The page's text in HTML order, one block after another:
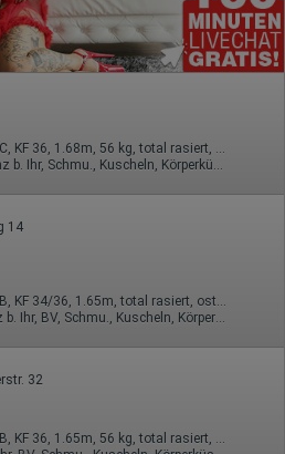
26 Jahre, 75C, KF 36, 1.68m, 56 kg, total rasiert, osteuropäisch
69, GF6, Franz b. Ihr, Schmu., Kuscheln, Körperküs., KBp, EL
14
31 Jahre, 75B, KF 34/36, 1.65m, total rasiert, osteuropäisch
ZK, 69, Franz b. Ihr, BV, Schmu., Kuscheln, Körperküs., DSa
32